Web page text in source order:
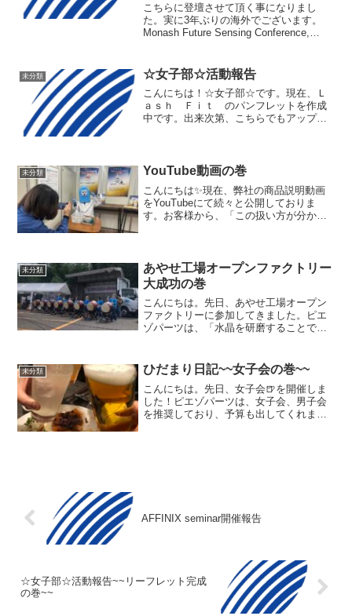
こちらに登壇させて頂く事になりまし
た。実に3年ぶりの海外でございます。
Monash Future Sensing Conference,
未分類 ☆女子部☆活動報告
こんにちは！☆女子部☆です。現在、Ｌ
ａｓｈ Ｆｉｔ のパンフレットを作成
中です。出来次第、こちらでもアップい
ながら、より使いやすいも...
未分類 YouTube動画の巻
こんにちは✨現在、弊社の商品説明動画
をYouTubeにて続々と公開しておりま
す。お客様から、「この扱い方が分から
いながらご説明させて...
未分類
あやせ工場オープンファクトリー
大成功の巻
こんにちは。先日、あやせ工場オープン
ファクトリーに参加してきました。ピエ
ゾパーツは、「水晶を研磨することで周
様には少し難しいのではないかと心配で
したが、周波数にぞろ目が...
未分類 ひだまり日記~~女子会の巻~~
こんにちは。先日、女子会🍺を開催しま
した！ピエゾパーツは、女子会、男子会
を推奨しており、予算も出してくれます
AFFINIX seminar開催報告
☆女子部☆活動報告~~リーフレット完成
の巻~~